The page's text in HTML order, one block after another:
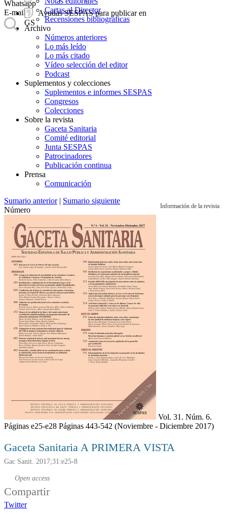
Ayudas SESPAS para publicar en
GS
Whatsapp
E-mail
Cartas al Director
Recensiones bibliográficas
Archivo
Números anteriores
Lo más leído
Lo más citado
Vídeo selección del editor
Podcast
Suplementos y colecciones
Suplementos e informes SESPAS
Congresos
Colecciones
Sobre la revista
Gaceta Sanitaria
Comité editorial
Junta SESPAS
Patrocinadores
Publicación continua
Prensa
Comunicación
Información de la revista
Sumario anterior| Sumario siguiente
Número
Vol. 31. Núm. 6.
Páginas e25-e28 Páginas 443-542 (Noviembre - Diciembre 2017)
Gaceta Sanitaria A PRIMERA VISTA
Gac Sanit. 2017;31:e25-8
Open access
Compartir
Twitter